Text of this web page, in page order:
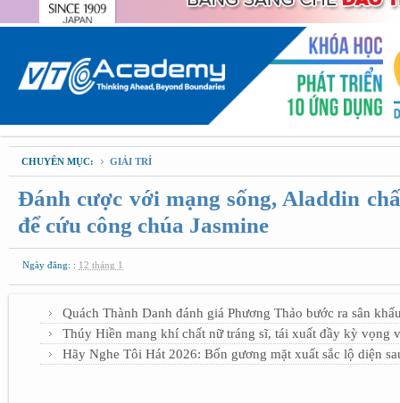
CHUYÊN MỤC: GIẢI TRÍ
Đánh cược với mạng sống, Aladdin
để cứu công chúa Jasmine
Ngày đăng: : 12 tháng 1
Quách Thành Danh đánh giá Phương Thảo bước ra sân
Thúy Hiền mang khí chất nữ tráng sĩ, tái xuất đầy kỳ vọng
Hãy Nghe Tôi Hát 2026: Bốn gương mặt xuất sắc lộ diện